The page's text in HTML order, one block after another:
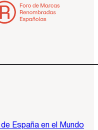
España en el Mundo